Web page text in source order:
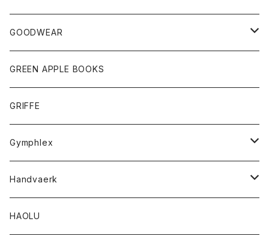
チーフ
シャツ
タンクトップ
ボトム
ショートパンツ
スカート
レディース
スカート
Tシャツ
Tシャツ
グッズ
手袋
GOODWEAR
トップス
Tシャツ
GREEN APPLE BOOKS
GRIFFE
Gymphlex
アウター
カーディガン
トップス
Handvaerk
トップス
HAOLU